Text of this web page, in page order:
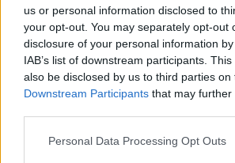
us or personal information disclosed to
your opt-out. You may separately opt-out
disclosure of your personal information
IAB’s list of downstream participants.
also be disclosed by us to third parties on
Downstream Participants that may
Personal Data Processing Opt Outs
ΔΗΜΟΙ